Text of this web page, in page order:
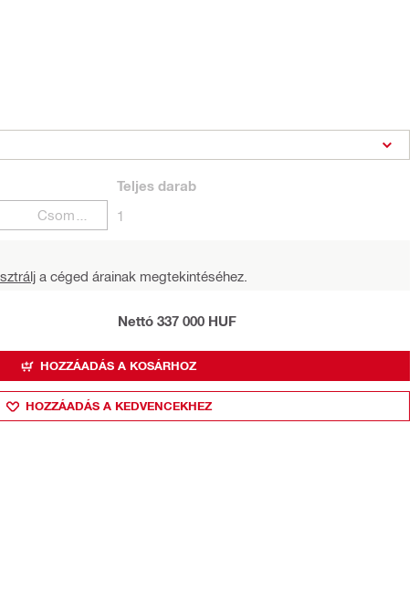
Teljes darab
1
a céged árainak megtekintéséhez.
Nettó 337 000 HUF
HOZZÁADÁS A KOSÁRHOZ
HOZZÁADÁS A KEDVENCEKHEZ